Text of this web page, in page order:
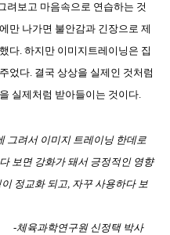
려보고 마음속으로 연습하는 것
만 나가면 불안감과 긴장으로 제
다. 하지만 이미지트레이닝은 집
었다. 결국 상상을 실제인 것처럼
실제처럼 받아들이는 것이다.
그려서 이미지 트레이닝 한데로
보면 강화가 돼서 긍정적인 영향
정교화 되고, 자꾸 사용하다 보
신정택 박사